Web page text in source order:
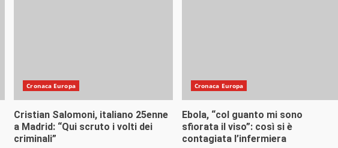
Cronaca Europa
Cristian Salomoni, italiano 25enne
a Madrid: “Qui scruto i volti dei
criminali”
Cronaca Europa
Ebola, “col guanto mi sono
sfiorata il viso”: così si è
contagiata l’infermiera